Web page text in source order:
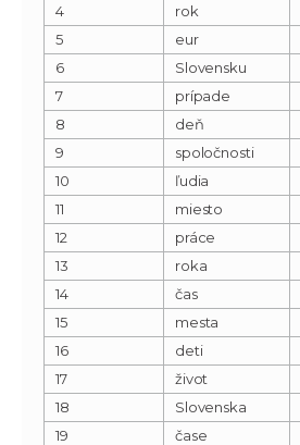
4
rok
5
eur
6
Slovensku
7
prípade
8
deň
9
spoločnosti
10
ľudia
11
miesto
12
práce
13
roka
14
čas
15
mesta
16
deti
17
život
18
Slovenska
19
čase